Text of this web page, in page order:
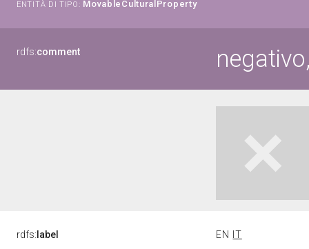
ENTITÀ DI TIPO: MovableCulturalProperty
rdfs:comment
rdfs: label EN IT